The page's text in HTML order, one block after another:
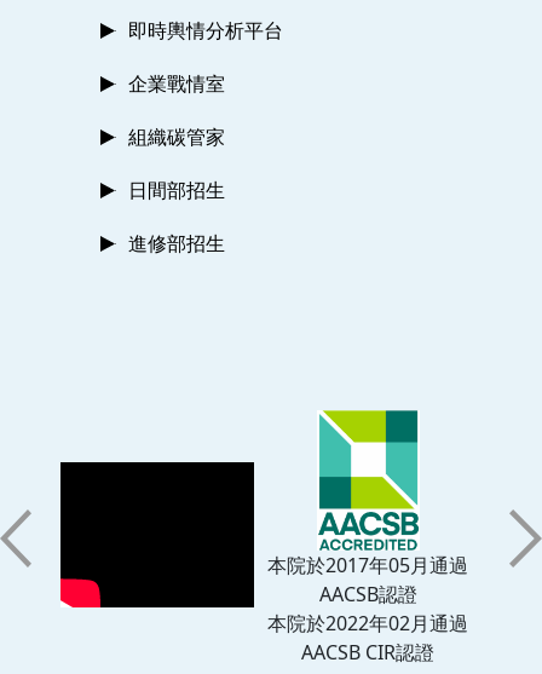
即時輿情分析平台
企業戰情室
組織碳管家
日間部招生
進修部招生
本院於2017年05月通過
AACSB認證
本院於2022年02月通過
AACSB CIR認證